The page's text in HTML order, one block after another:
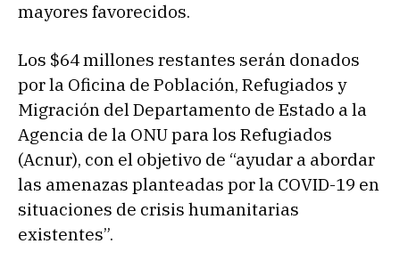
mayores favorecidos.
Los $64 millones restantes serán donados
por la Oficina de Población, Refugiados y
Migración del Departamento de Estado a la
Agencia de la ONU para los Refugiados
(Acnur), con el objetivo de “ayudar a abordar
las amenazas planteadas por la COVID-19 en
situaciones de crisis humanitarias
existentes”.